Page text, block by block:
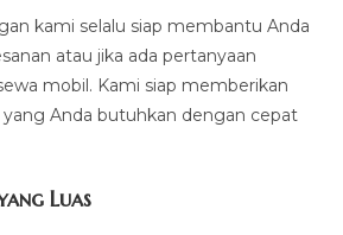
kami selalu siap membantu Anda
atau jika ada pertanyaan
mobil. Kami siap memberikan
yang Anda butuhkan dengan cepat
Luas